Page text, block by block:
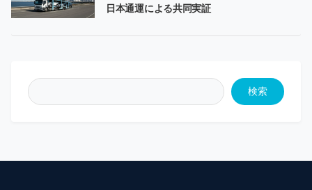
日本通運による共同実証
検索